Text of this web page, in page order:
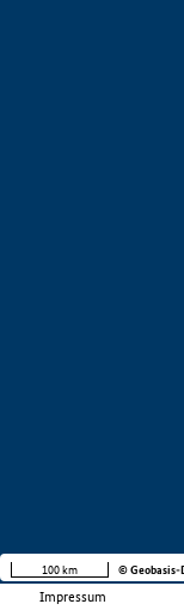
Impressum
100 km © Geobasis-